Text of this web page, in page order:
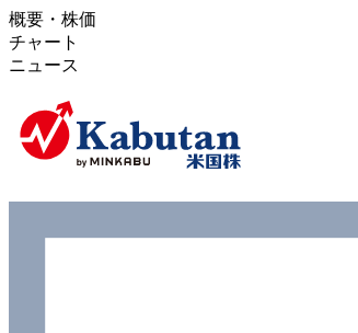
概要・株価
チャート
ニュース